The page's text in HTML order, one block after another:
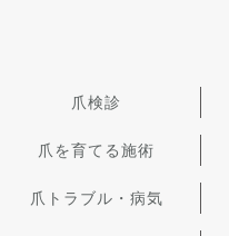
爪検診
爪を育てる施術
爪トラブル・病気